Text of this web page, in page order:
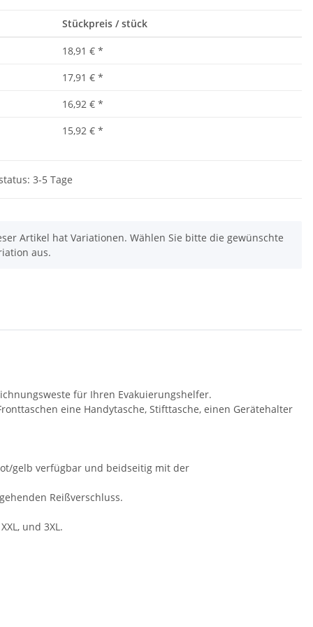
Stückpreis / stück
18,91 € *
17,91 € *
16,92 € *
15,92 € *
3-5 Tage
Artikel hat Variationen. Wählen Sie bitte die gewünschte
aus.
für Ihren Evakuierungshelfer.
eine Handytasche, Stifttasche, einen Gerätehalter
gelb verfügbar und beidseitig mit der
Reißverschluss.
und 3XL.
Druckposition CMYK